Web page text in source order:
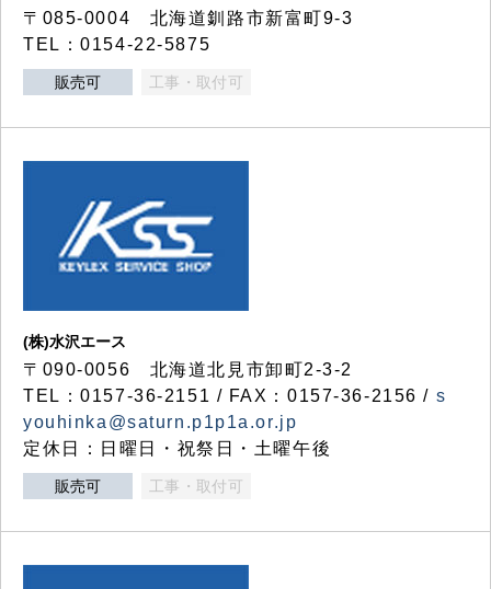
〒085-0004 北海道釧路市新富町9-3
TEL：0154-22-5875
販売可 工事・取付可
(株)水沢エース
〒090-0056 北海道北見市卸町2-3-2
TEL：0157-36-2151 / FAX：0157-36-2156 / s
youhinka@saturn.p1p1a.or.jp
定休日：日曜日・祝祭日・土曜午後
販売可 工事・取付可